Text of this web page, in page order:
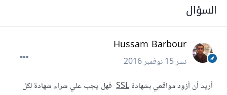
السؤال
Hussam Barbour
نشر15 نوفمبر 2016
أريد أن أزود مواقعي بشهادةSSLفهل يجب علي شراء شهادة لكل